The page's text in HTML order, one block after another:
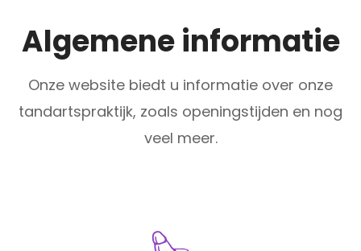
Algemene informatie
Onze website biedt u informatie over onze
tandartspraktijk, zoals openingstijden en nog
veel meer.